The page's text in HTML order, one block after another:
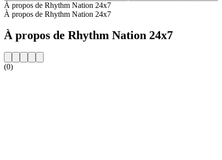
À propos de Rhythm Nation 24x7
À propos de Rhythm Nation 24x7
À propos de Rhythm Nation 24x7
(0)